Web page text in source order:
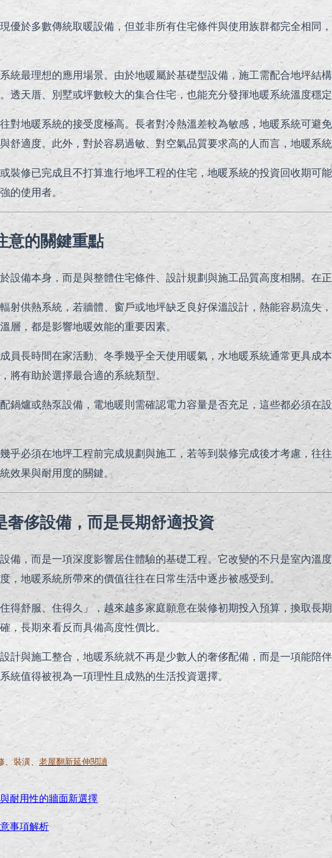
優於多數傳統取暖設備，但並非所有住宅條件與使用族群都完全相同
統最理想的應用場景。由於地暖屬於基礎型設備，施工需配合地坪結
透天厝、別墅或坪數較大的集合住宅，也能充分發揮地暖系統溫度穩定
對地暖系統的接受度極高。長者對冷熱溫差較為敏感，地暖系統可避
舒適度。此外，對於容易過敏、對空氣品質要求高的人而言，地暖系
裝修已完成且不打算進行地坪工程的住宅，地暖系統的投資回收期可
的使用者。
意的關鍵重點
設備本身，而是與整體住宅條件、設計規劃與施工品質高度相關。在
射供熱系統，若牆體、窗戶或地坪缺乏良好保溫設計，熱能容易流失
層，都是影響地暖效能的重要因素。
員長時間在家活動、冬季幾乎全天使用暖氣，水地暖系統通常更具
將有助於選擇最合適的系統類型。
鍋爐或熱泵設備，電地暖則需確認電力容量是否充足，這些都必須在
乎必須在地坪工程前完成規劃與施工，若等到裝修完成後才考慮，往
效果與耐用度的關鍵。
奢侈設備，而是長期舒適投資
備，而是一項深度影響居住體驗的基礎工程。它改變的不只是室內溫
，地暖系統所帶來的價值往往在日常生活中逐步被感受到。
得舒服、住得久」，越來越多家庭願意在裝修初期投入預算，換取
，長期來看反而具備高度性價比。
計與施工整合，地暖系統就不再是少數人的奢侈配備，而是一項能陪
統值得被視為一項理性且成熟的生活投資選擇。
、裝潢、老屋翻新延伸閱讀
耐用性的牆面新選擇
事項解析